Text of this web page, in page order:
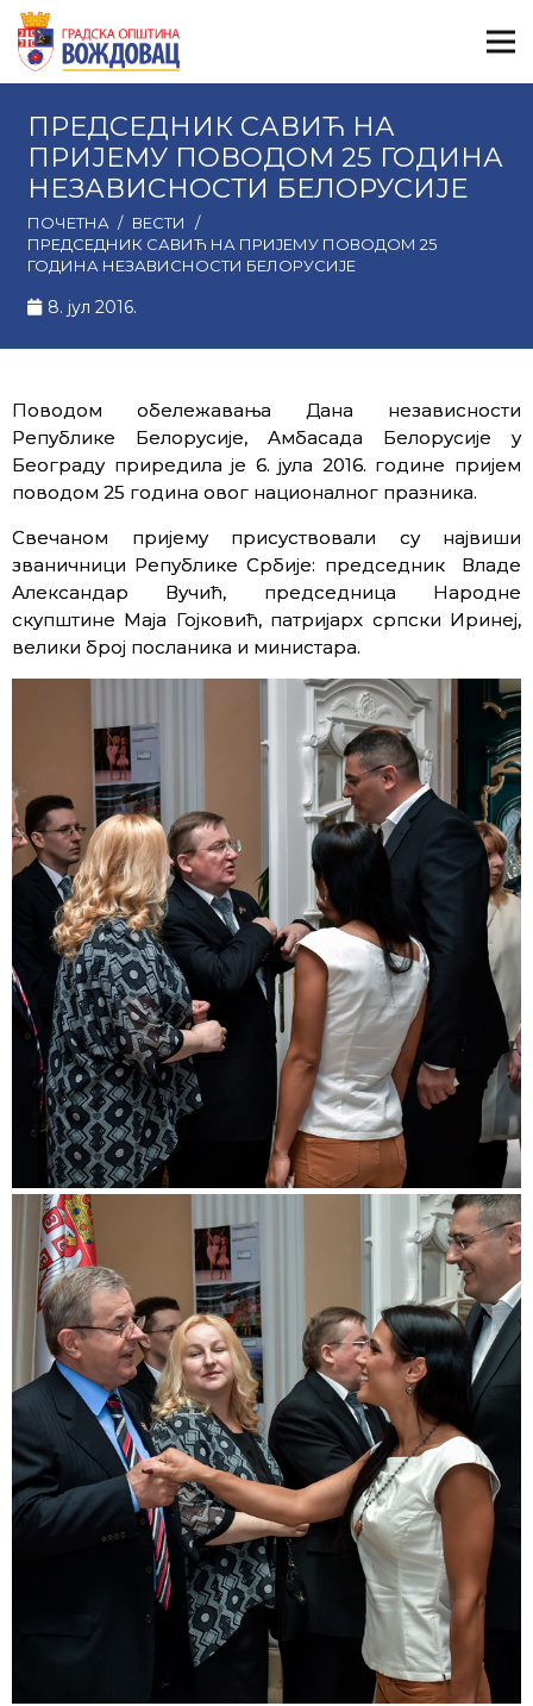
ПРЕДСЕДНИК САВИЋ НА
ПРИЈЕМУ ПОВОДОМ 25 ГОДИНА
НЕЗАВИСНОСТИ БЕЛОРУСИЈЕ
ПОЧЕТНА / ВЕСТИ
/
ПРЕДСЕДНИК САВИЋ НА ПРИЈЕМУ ПОВОДОМ 25
ГОДИНА НЕЗАВИСНОСТИ БЕЛОРУСИЈЕ
8. јул 2016.
Поводом обележавања Дана независности
Републике Белорусије, Амбасада Белорусије у
Београду приредила је 6. јула 2016. године пријем
поводом 25 година овог националног празника.
Свечаном пријему присуствовали су највиши
званичници Републике Србије: председник Владе
Александар Вучић, председница Народне
скупштине Маја Гојковић, патријарх српски Иринеј,
велики број посланика и министара.